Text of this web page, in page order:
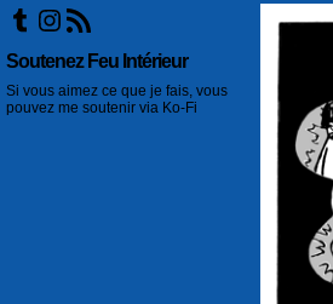
Tumblr
Instagram
Flux RSS
Soutenez Feu Intérieur
Si vous aimez ce que je fais, vous
pouvez me soutenir via Ko-Fi